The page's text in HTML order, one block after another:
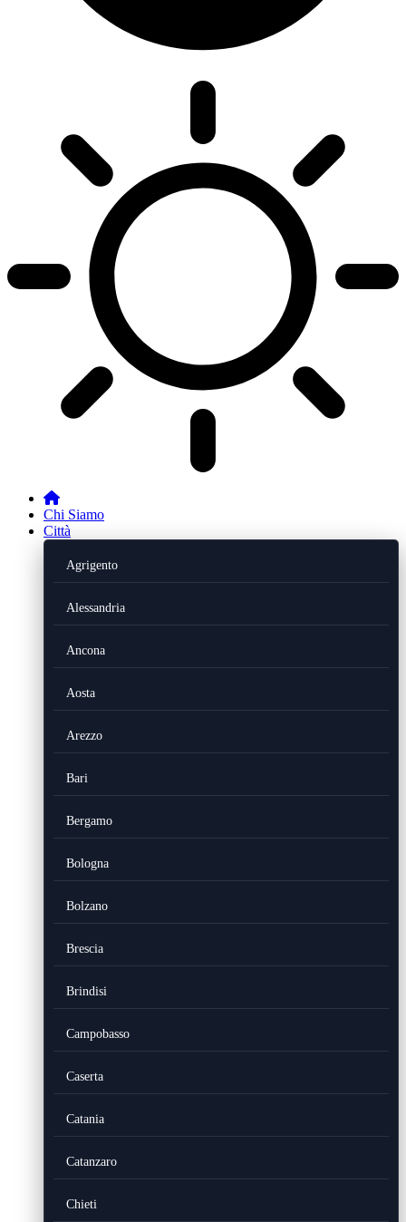
Chi Siamo
Città
Agrigento
Alessandria
Ancona
Aosta
Arezzo
Bari
Bergamo
Bologna
Bolzano
Brescia
Brindisi
Campobasso
Caserta
Catania
Catanzaro
Chieti